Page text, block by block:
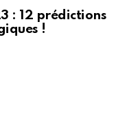
: 12 prédictions
!